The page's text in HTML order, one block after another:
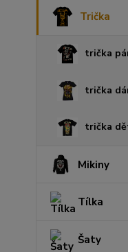
Trička
trička
trička
trička
Mikiny
Tílka
Šaty